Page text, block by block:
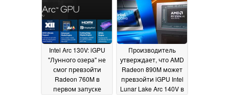
наклоном головы,
водонепроницаемой
конструкцией ушных
клипс, Hi-Res Audio,
Dolby Atmos и AI ANC
02 September 2024
Intel Arc 130V: iGPU
"Лунного озера" не
смог превзойти
Radeon 760M в
первом запуске
Производитель
утверждает, что AMD
Radeon 890M может
превзойти iGPU Intel
Lunar Lake Arc 140V в